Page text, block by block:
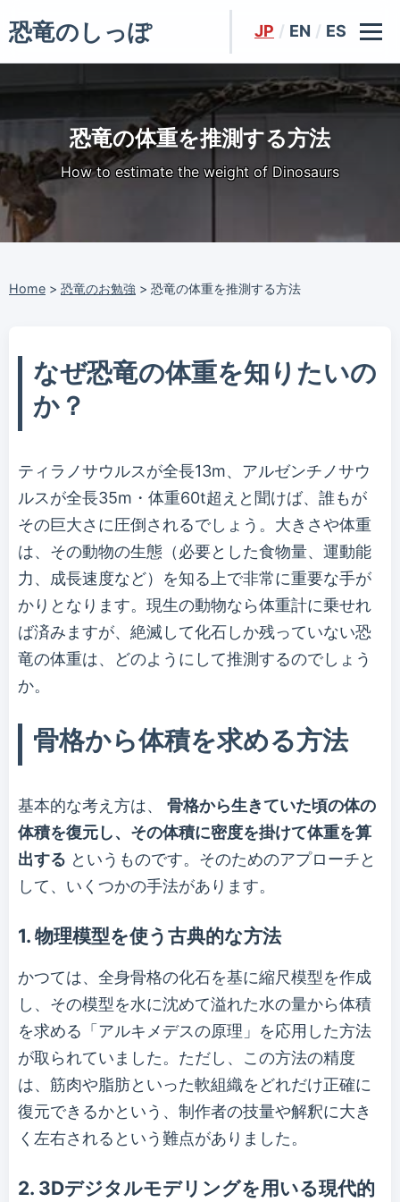
恐竜のしっぽ JP / EN / ES
恐竜の体重を推測する方法
How to estimate the weight of Dinosaurs
Home > 恐竜のお勉強 > 恐竜の体重を推測する方法
なぜ恐竜の体重を知りたいの
か？
ティラノサウルスが全長13m、アルゼンチノサウ
ルスが全長35m・体重60t超えと聞けば、誰もが
その巨大さに圧倒されるでしょう。大きさや体重
は、その動物の生態（必要とした食物量、運動能
力、成長速度など）を知る上で非常に重要な手が
かりとなります。現生の動物なら体重計に乗せれ
ば済みますが、絶滅して化石しか残っていない恐
竜の体重は、どのようにして推測するのでしょう
か。
骨格から体積を求める方法
基本的な考え方は、 骨格から生きていた頃の体の
体積を復元し、その体積に密度を掛けて体重を算
出する というものです。そのためのアプローチと
して、いくつかの手法があります。
1. 物理模型を使う古典的な方法
かつては、全身骨格の化石を基に縮尺模型を作成
し、その模型を水に沈めて溢れた水の量から体積
を求める「アルキメデスの原理」を応用した方法
が取られていました。ただし、この方法の精度
は、筋肉や脂肪といった軟組織をどれだけ正確に
復元できるかという、制作者の技量や解釈に大き
く左右されるという難点がありました。
2. 3Dデジタルモデリングを用いる現代的